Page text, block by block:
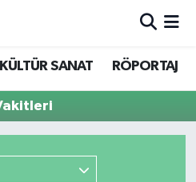
KÜLTÜR SANAT RÖPORTAJ